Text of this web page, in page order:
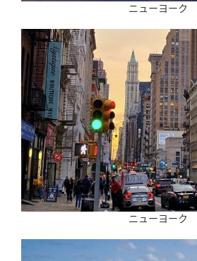
ニューヨーク
ニューヨーク